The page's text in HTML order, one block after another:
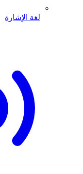
لغة الإشارة